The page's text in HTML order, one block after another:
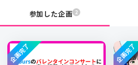
参加した企画 2
企画完了 企画完了